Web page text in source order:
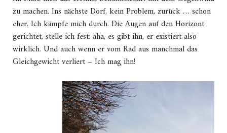
zu machen. Ins nächste Dorf, kein Problem, zurück … schon
eher. Ich kämpfe mich durch. Die Augen auf den Horizont
gerichtet, stelle ich fest: aha, es gibt ihn, er existiert also
wirklich. Und auch wenn er vom Rad aus manchmal das
Gleichgewicht verliert – Ich mag ihn!